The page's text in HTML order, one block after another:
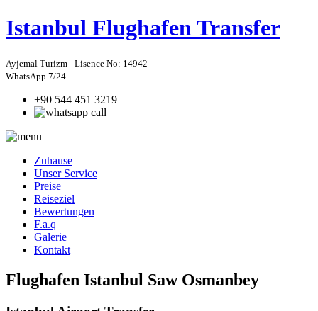
Istanbul Flughafen Transfer
Ayjemal Turizm - Lisence No: 14942
WhatsApp 7/24
+90 544 451 3219
Zuhause
Unser Service
Preise
Reiseziel
Bewertungen
F.a.q
Galerie
Kontakt
Flughafen Istanbul Saw Osmanbey